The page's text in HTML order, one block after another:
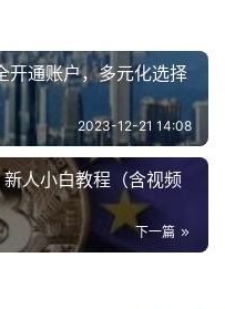
开通账户，多元化选择
2023-12-21 14:08
人小白教程（含视频
下一篇